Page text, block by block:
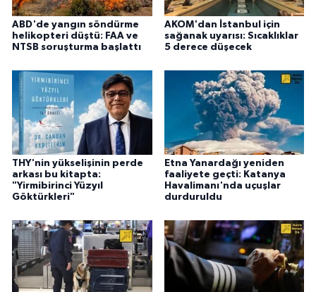
ABD'de yangın söndürme
helikopteri düştü: FAA ve
NTSB soruşturma başlattı
AKOM'dan İstanbul için
sağanak uyarısı: Sıcaklıklar
5 derece düşecek
THY'nin yükselişinin perde
arkası bu kitapta:
"Yirmibirinci Yüzyıl
Göktürkleri"
Etna Yanardağı yeniden
faaliyete geçti: Katanya
Havalimanı'nda uçuşlar
durduruldu